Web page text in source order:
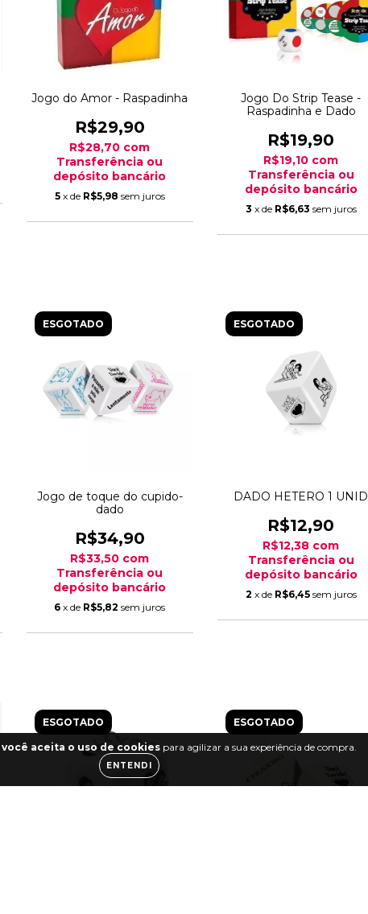
você aceita o uso de cookiespara agilizar a sua experiência de compra.
ENTENDI
Jogo do Amor - Raspadinha
R$29,90
R$28,70 com
Transferência ou
depósito bancário
5 x de R$5,98 sem juros
Jogo Do Strip Tease -
Raspadinha e Dado
R$19,90
R$19,10 com
Transferência ou
depósito bancário
3 x de R$6,63 sem juros
ESGOTADO
Jogo de toque do cupido-
dado
R$34,90
R$33,50 com
Transferência ou
depósito bancário
6 x de R$5,82 sem juros
ESGOTADO
DADO HETERO 1 UNID
R$12,90
R$12,38 com
Transferência ou
depósito bancário
2 x de R$6,45 sem juros
ESGOTADO ESGOTADO